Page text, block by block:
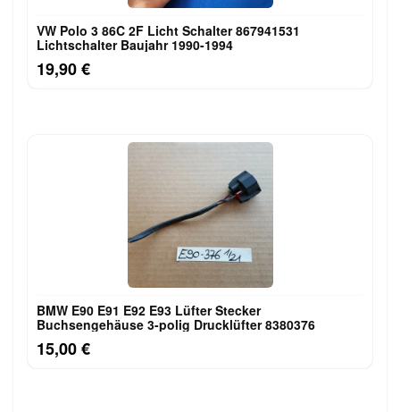
VW Polo 3 86C 2F Licht Schalter 867941531
Lichtschalter Baujahr 1990-1994
19,90 €
BMW E90 E91 E92 E93 Lüfter Stecker
Buchsengehäuse 3-polig Drucklüfter 8380376
15,00 €